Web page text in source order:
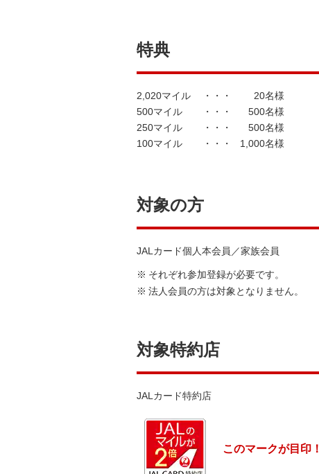
特典
2,020マイル ・・・
20名様
500マイル
・・・
500名様
250マイル
・・・
500名様
100マイル
・・・ 1,000名様
対象の方
JALカード個人本会員／家族会員
※ それぞれ参加登録が必要です。
※ 法人会員の方は対象となりません。
対象特約店
JALカード特約店
このマークが目印！